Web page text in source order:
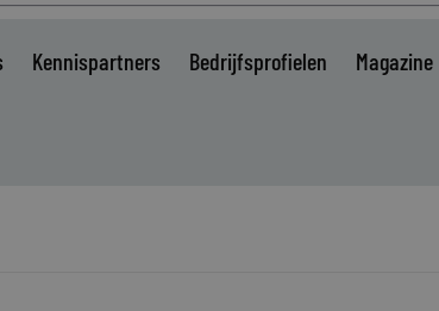
Kennispartners Bedrijfsprofielen Magazine